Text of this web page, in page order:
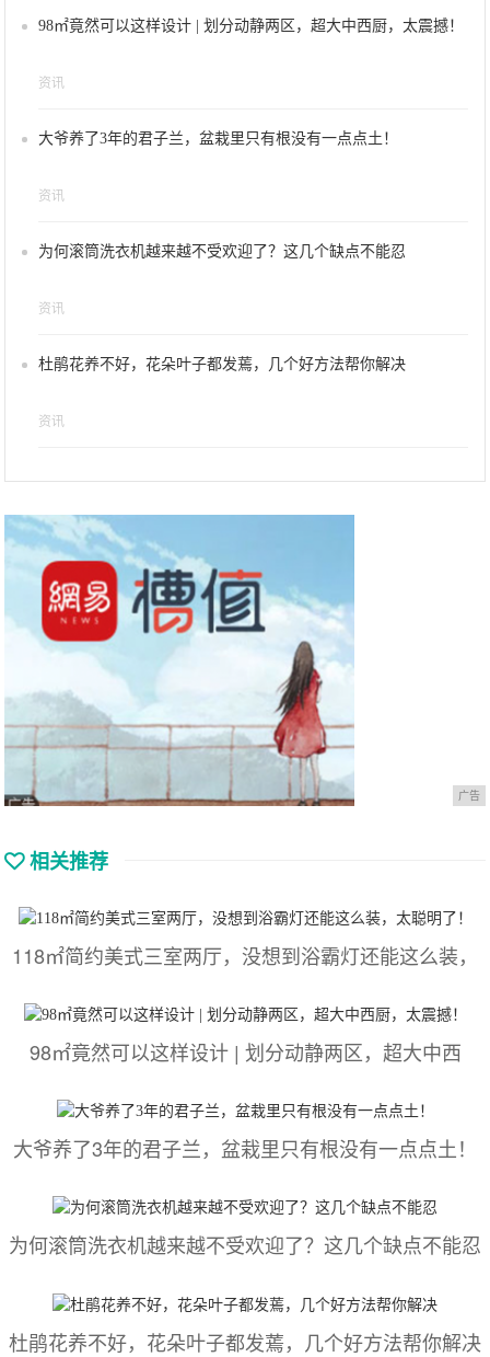
98㎡竟然可以这样设计 | 划分动静两区，超大中西厨，太震撼！
资讯
大爷养了3年的君子兰，盆栽里只有根没有一点点土！
资讯
为何滚筒洗衣机越来越不受欢迎了？这几个缺点不能忍
资讯
杜鹃花养不好，花朵叶子都发蔫，几个好方法帮你解决
资讯
广告
相关推荐
118㎡简约美式三室两厅，没想到浴霸灯还能这么装，
98㎡竟然可以这样设计 | 划分动静两区，超大中西
大爷养了3年的君子兰，盆栽里只有根没有一点点土！
为何滚筒洗衣机越来越不受欢迎了？这几个缺点不能忍
杜鹃花养不好，花朵叶子都发蔫，几个好方法帮你解决